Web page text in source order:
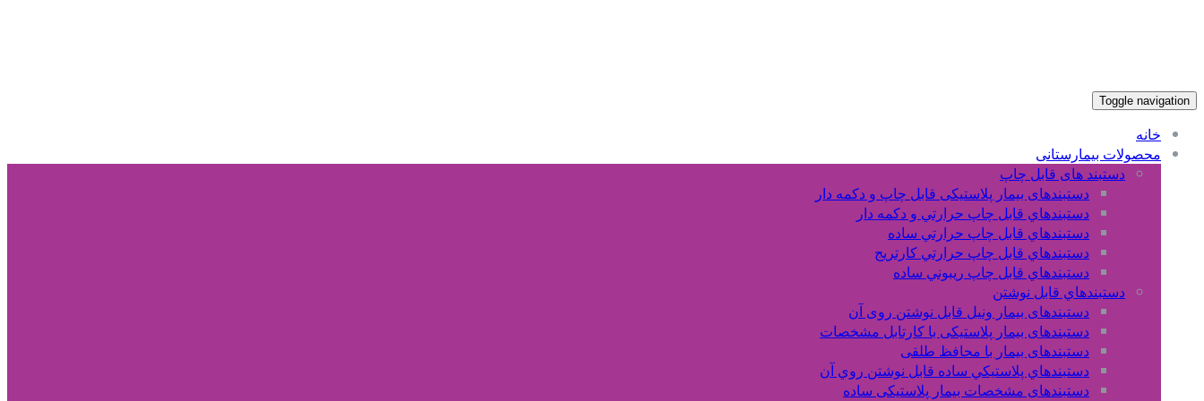
Toggle navigation
خانه
محصولات بیمارستانی
دستبند های قابل چاپ
دستبندهای بیمار پلاستیکی قابل چاپ و دکمه دار
دستبندهاي قابل چاپ حرارتي و دکمه دار
دستبندهاي قابل چاپ حرارتي ساده
دستبندهاي قابل چاپ حرارتي کارتريج
دستبندهاي قابل چاپ ريبوني ساده
دستبندهاي قابل نوشتن
دستبندهای بیمار ونیل قابل نوشتن روی آن
دستبندهای بیمار پلاستیکی با کارتابل مشخصات
دستبندهای بیمار با محافظ طلقی
دستبندهاي پلاستيکي ساده قابل نوشتن روي آن
دستبندهای مشخصات بیمار پلاستیکی ساده